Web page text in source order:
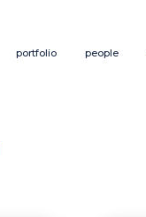
portfolio people